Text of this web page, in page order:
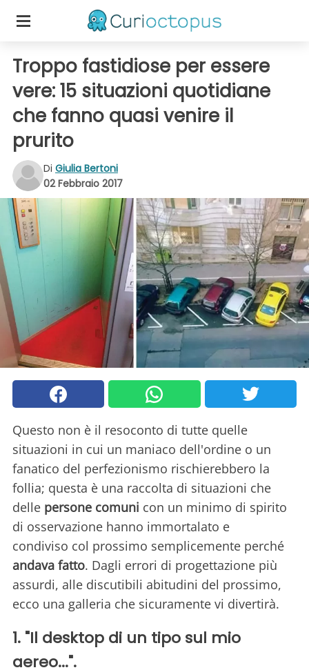
Troppo fastidiose per essere
vere: 15 situazioni quotidiane
che fanno quasi venire il
prurito
Di Giulia Bertoni
02 Febbraio 2017
Questo non è il resoconto di tutte quelle
situazioni in cui un maniaco dell'ordine o un
fanatico del perfezionismo rischierebbero la
follia; questa è una raccolta di situazioni che
delle persone comuni con un minimo di spirito
di osservazione hanno immortalato e
condiviso col prossimo semplicemente perché
andava fatto. Dagli errori di progettazione più
assurdi, alle discutibili abitudini del prossimo,
ecco una galleria che sicuramente vi divertirà.
1. "Il desktop di un tipo sul mio
aereo...".